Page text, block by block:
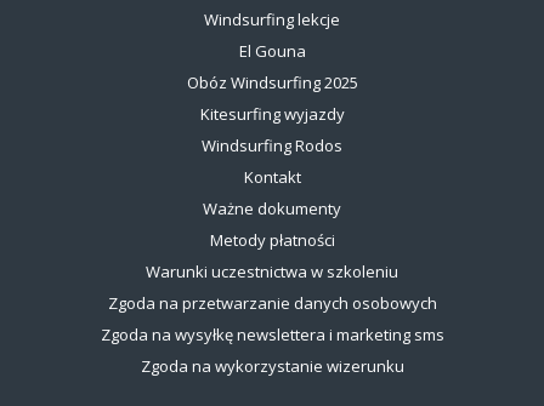
Windsurfing lekcje
El Gouna
Obóz Windsurfing 2025
Kitesurfing wyjazdy
Windsurfing Rodos
Kontakt
Ważne dokumenty
Metody płatności
Warunki uczestnictwa w szkoleniu
Zgoda na przetwarzanie danych osobowych
Zgoda na wysyłkę newslettera i marketing sms
Zgoda na wykorzystanie wizerunku